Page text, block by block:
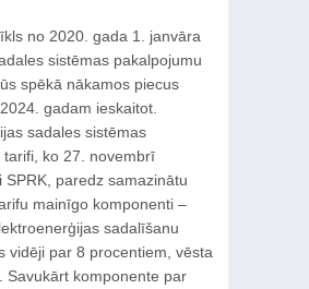
no 2020. gada 1. janvāra
sistēmas pakalpojumu
spēkā nākamos piecus
gadam ieskaitot.
sadales sistēmas
tarifi, ko 27. novembrī
SPRK, paredz samazinātu
mainīgo komponenti –
sadalīšanu
vidēji par 8 procentiem, vēsta
Savukārt komponente par